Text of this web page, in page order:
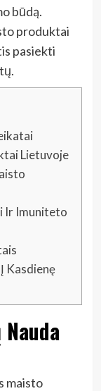
būdą.
produktai
pasiekti
Lietuvoje
Ir Imuniteto
Kasdienę
maisto